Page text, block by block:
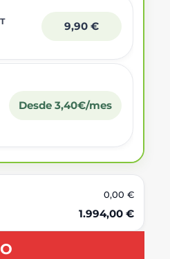
9,90 €
Desde 3,40€/mes
0,00 €
1.994,00 €